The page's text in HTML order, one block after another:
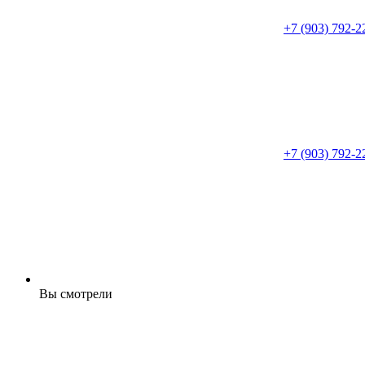
+7 (903) 792-
+7 (903) 792-
Вы смотрели